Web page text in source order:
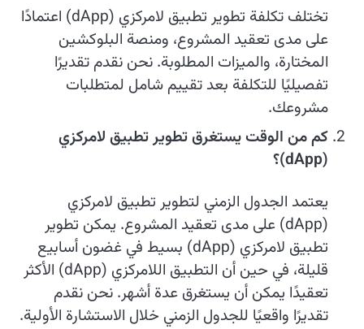
تختلف تكلفة تطوير تطبيق لامركزي (dApp) اعتمادًا
على مدى تعقيد المشروع، ومنصة البلوكشين
المختارة، والميزات المطلوبة. نحن نقدم تقديرًا
تفصيليًا للتكلفة بعد تقييم شامل لمتطلبات
مشروعك.
كم من الوقت يستغرق تطوير تطبيق لامركزي
(dApp)؟
يعتمد الجدول الزمني لتطوير تطبيق لامركزي
(dApp) على مدى تعقيد المشروع. يمكن تطوير
تطبيق لامركزي (dApp) بسيط في غضون أسابيع
قليلة، في حين أن التطبيق اللامركزي (dApp) الأكثر
تعقيدًا يمكن أن يستغرق عدة أشهر. نحن نقدم
تقديرًا واقعيًا للجدول الزمني خلال الاستشارة الأولية.